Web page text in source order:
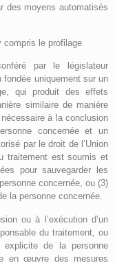
des moyens automatisés
compris le profilage
par le législateur
fondée uniquement sur un
qui produit des effets
similaire de manière
à la conclusion
concernée et un
par le droit de l’Union
traitement est soumis et
pour sauvegarder les
concernée, ou (3)
la personne concernée.
ou à l’exécution d’un
du traitement, ou
de la personne
en œuvre des mesures